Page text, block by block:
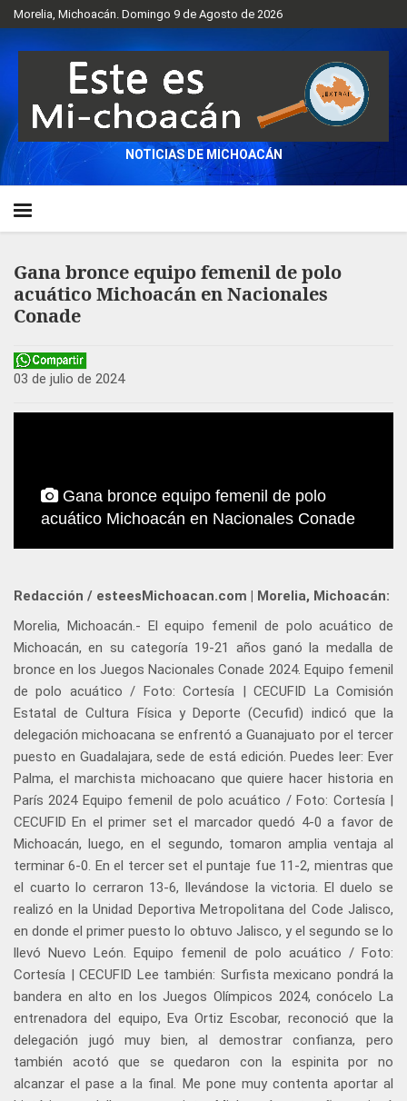
Morelia, Michoacán. Domingo 9 de Agosto de 2026
NOTICIAS DE MICHOACÁN
Gana bronce equipo femenil de polo
acuático Michoacán en Nacionales
Conade
03 de julio de 2024
Gana bronce equipo femenil de polo
acuático Michoacán en Nacionales Conade
Redacción / esteesMichoacan.com | Morelia, Michoacán:
Morelia, Michoacán.- El equipo femenil de polo acuático de
Michoacán, en su categoría 19-21 años ganó la medalla de
bronce en los Juegos Nacionales Conade 2024. Equipo femenil
de polo acuático / Foto: Cortesía | CECUFID La Comisión
Estatal de Cultura Física y Deporte (Cecufid) indicó que la
delegación michoacana se enfrentó a Guanajuato por el tercer
puesto en Guadalajara, sede de está edición. Puedes leer: Ever
Palma, el marchista michoacano que quiere hacer historia en
París 2024 Equipo femenil de polo acuático / Foto: Cortesía |
CECUFID En el primer set el marcador quedó 4-0 a favor de
Michoacán, luego, en el segundo, tomaron amplia ventaja al
terminar 6-0. En el tercer set el puntaje fue 11-2, mientras que
el cuarto lo cerraron 13-6, llevándose la victoria. El duelo se
realizó en la Unidad Deportiva Metropolitana del Code Jalisco,
en donde el primer puesto lo obtuvo Jalisco, y el segundo se lo
llevó Nuevo León. Equipo femenil de polo acuático / Foto:
Cortesía | CECUFID Lee también: Surfista mexicano pondrá la
bandera en alto en los Juegos Olímpicos 2024, conócelo La
entrenadora del equipo, Eva Ortiz Escobar, reconoció que la
delegación jugó muy bien, al demostrar confianza, pero
también acotó que se quedaron con la espinita por no
alcanzar el pase a la final. Me pone muy contenta aportar al